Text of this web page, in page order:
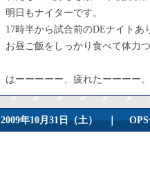
明日もナイターです。
17時半から試合前のDEナイトあ
お昼ご飯をしっかり食べて体力
はーーーーー、疲れたーーーー。
2009年10月31日（土） ｜